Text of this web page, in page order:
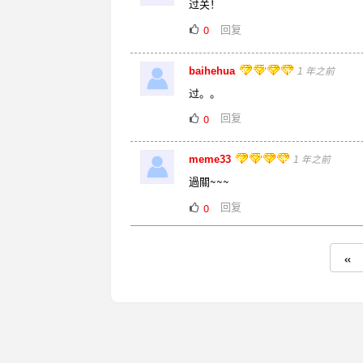
过关！
0
回复
baihehua 1 年之前
过。。
0
回复
meme33 1 年之前
過關~~~
0
回复
«